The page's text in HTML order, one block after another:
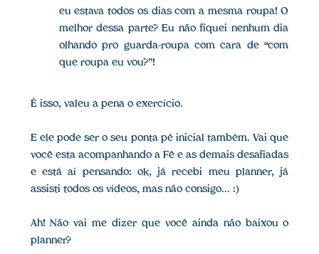
eu estava todos os dias com a mesma roupa! O
melhor dessa parte? Eu não fiquei nenhum dia
olhando pro guarda-roupa com cara de “com
que roupa eu vou?”!
É isso, valeu a pena o exercício.
E ele pode ser o seu ponta pé inicial também. Vai que
você esta acompanhando a Fê e as demais desafiadas
e está aí pensando: ok, já recebi meu planner, já
assisti todos os vídeos, mas não consigo... :)
Ah! Não vai me dizer que você ainda não baixou o
planner?